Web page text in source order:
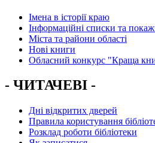
Імена в історії краю
Інформаційні списки та
Міста та райони області
Нові книги
Обласний конкурс "Краща
- ЧИТАЧЕВІ -
Дні відкритих дверей
Правила користування
Розклад роботи бібліотеки